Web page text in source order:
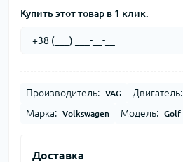
Купить этот товар в 1 клик:
Производитель: VAG Двигатель:
Марка: Volkswagen Модель: Golf
Доставка